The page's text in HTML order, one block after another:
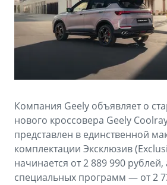
от 4
PREFACE
от 3 079 990 ₽* от 3
Аксессуары
Зарядные устройства
Расчет КАСКО
Страхование
GEELY Лизинг
Советы по эксплуатации
Спецпредложения
Гарантия Geely
Сервисная книжка
Вопросы и ответы
Компания Geely объявляет о
нового кроссовера Geely
представлен в единственной
комплектации Эксклюзив
начинается от 2 889 990
специальных программ — от 2